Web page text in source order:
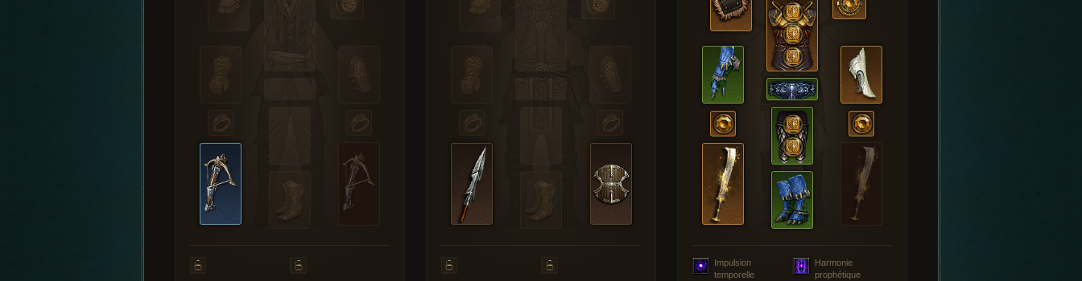
Impulsion
temporelle
Harmonie
prophétique